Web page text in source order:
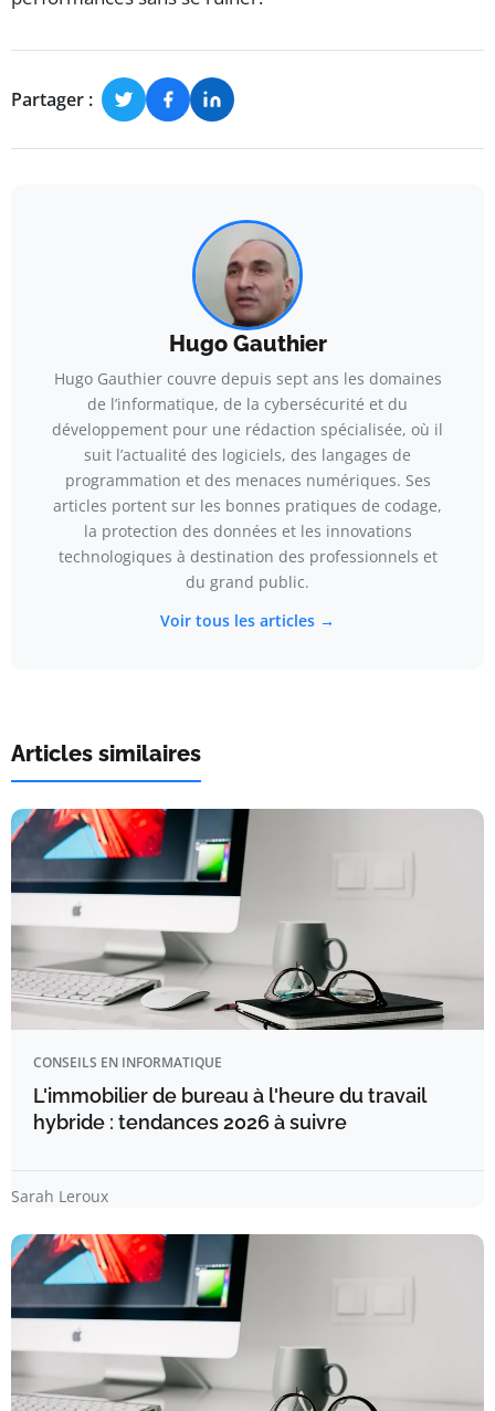
Partager :
Hugo Gauthier
Hugo Gauthier couvre depuis sept ans les domaines
de l’informatique, de la cybersécurité et du
développement pour une rédaction spécialisée, où il
suit l’actualité des logiciels, des langages de
programmation et des menaces numériques. Ses
articles portent sur les bonnes pratiques de codage,
la protection des données et les innovations
technologiques à destination des professionnels et
du grand public.
Voir tous les articles →
Articles similaires
CONSEILS EN INFORMATIQUE
L'immobilier de bureau à l'heure du travail
hybride : tendances 2026 à suivre
Sarah Leroux